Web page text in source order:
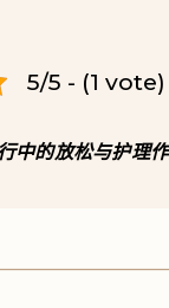
5/5 - (1 vote)
中的放松与护理